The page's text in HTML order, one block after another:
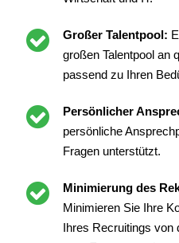
Branchen:Wir
Logistik,
Großer Talentpool:
einem großen